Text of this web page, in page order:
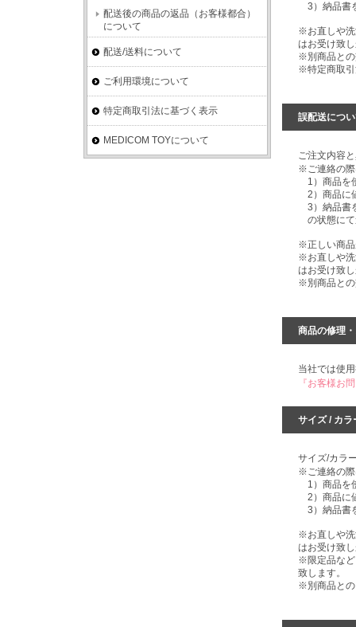
3）納品書
※お直しや洗
はお受け致
※別商品と
※特定商取引
誤配送につ
ご注文内容
※ご連絡の際
1）商品を
2）商品に
3）納品書
の状態に
※正しい商品
※お直しや洗
はお受け致
※別商品との
商品の修理
当社では使
『お客様お
サイズ / カ
サイズ/カラ
※ご連絡の際
1）商品を
2）商品に
3）納品書
※お直しや洗
はお受け致
※限定品など
致します。
※別商品との
配送後の商品の返品（お客様都合）
について
配送/送料について
ご利用環境について
特定商取引法に基づく表示
MEDICOM TOYについて